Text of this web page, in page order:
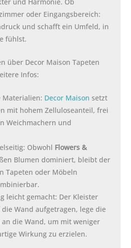
oder Eingangsbereich:
und schafft ein Umfeld, in
fühlst.
über Decor Maison Tapeten
Infos:
Materialien: Decor Maison setzt
mit hohem Zelluloseanteil, frei
Weichmachern und
Obwohl Flowers &
Blumen dominiert, bleibt der
Tapeten oder Möbeln
leicht gemacht: Der Kleister
Wand aufgetragen, lege die
die Wand, um mit weniger
Wirkung zu erzielen.